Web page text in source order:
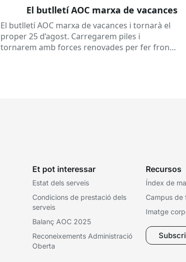
El butlletí AOC marxa de vacances
El butlletí AOC marxa de vacances i tornarà el
proper 25 d’agost. Carregarem piles i
tornarem amb forces renovades per fer front
Et pot interessar
Estat dels serveis
Condicions de prestació dels
serveis
Balanç AOC 2025
Reconeixements Administració
Oberta
Recursos
Índex de
Campus de
Imatge